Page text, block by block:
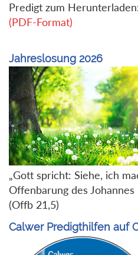
Predigt zum
(PDF-Format)
Jahreslosung 2026
„Gott spricht: Siehe, ich
Offenbarung des Johannes
(Offb 21,5)
Calwer Predigthilfen auf